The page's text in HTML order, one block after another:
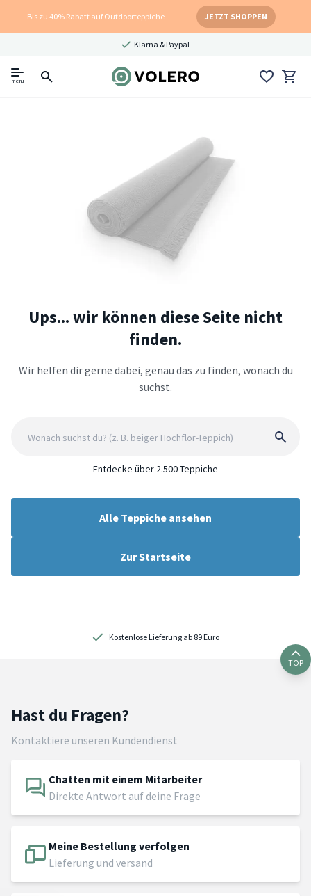
Bis zu 40% Rabatt auf Outdoorteppiche JETZT SHOPPEN
Klarna & Paypal
menu
Ups... wir können diese Seite nicht
finden.
Wir helfen dir gerne dabei, genau das zu finden, wonach du
suchst.
Entdecke über 2.500 Teppiche
Alle Teppiche ansehen
Zur Startseite
Kostenlose Lieferung ab 89 Euro
TOP
Hast du Fragen?
Kontaktiere unseren Kundendienst
Chatten mit einem Mitarbeiter
Direkte Antwort auf deine Frage
Meine Bestellung verfolgen
Lieferung und versand